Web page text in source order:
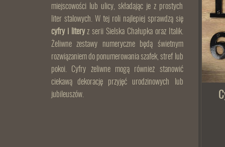
miejscowości lub ulicy, składając je z prostych
liter stalowych. W tej roli najlepiej sprawdzą się
cyfry i literyz serii Sielska Chałupka oraz Italik.
Żeliwne zestawy numeryczne będą świetnym
rozwiązaniem do ponumerowania szafek, stref lub
pokoi. Cyfry żeliwne mogą również stanowić
ciekawą dekorację przyjęć urodzinowych lub
jubileuszów.